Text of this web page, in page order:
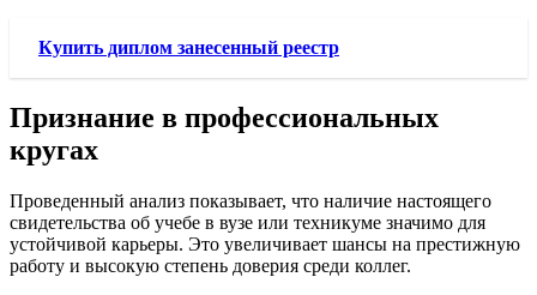
Купить диплом занесенный реестр
Признание в профессиональных
кругах
Проведенный анализ показывает, что наличие настоящего
свидетельства об учебе в вузе или техникуме значимо для
устойчивой карьеры. Это увеличивает шансы на престижную
работу и высокую степень доверия среди коллег.